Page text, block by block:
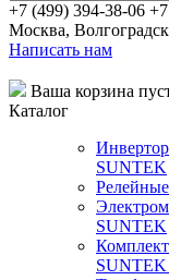
+7 (499) 394-38-06
Москва,
Написать нам
Ваша корзина
Каталог
SUNTEK
SUNTEK
SUNTEK